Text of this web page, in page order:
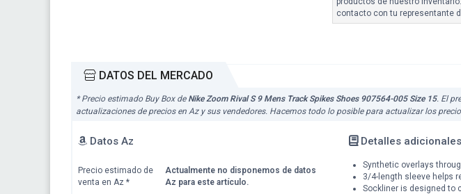
contacto con tu representante
DATOS DEL MERCADO
* Precio estimado Buy Box de Nike Zoom Rival S 9 Mens Track Spikes Shoes 907564-005 Size 15. El
actualizaciones de precios en Az y sus vendedores. Hacemos todo lo posible para actualizar los
Datos Az
Precio estimado de
venta en Az *
Actualmente no disponemos de datos
Az para este artículo.
Detalles adicionales
Synthetic overlays
3/4-length sleeve helps
Sockliner is designed to